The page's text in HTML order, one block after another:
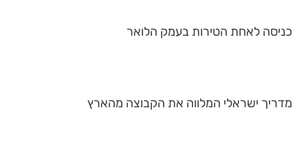
כניסה לאחת הטירות בעמק הלואר
מדריך ישראלי המלווה את הקבוצה מהארץ